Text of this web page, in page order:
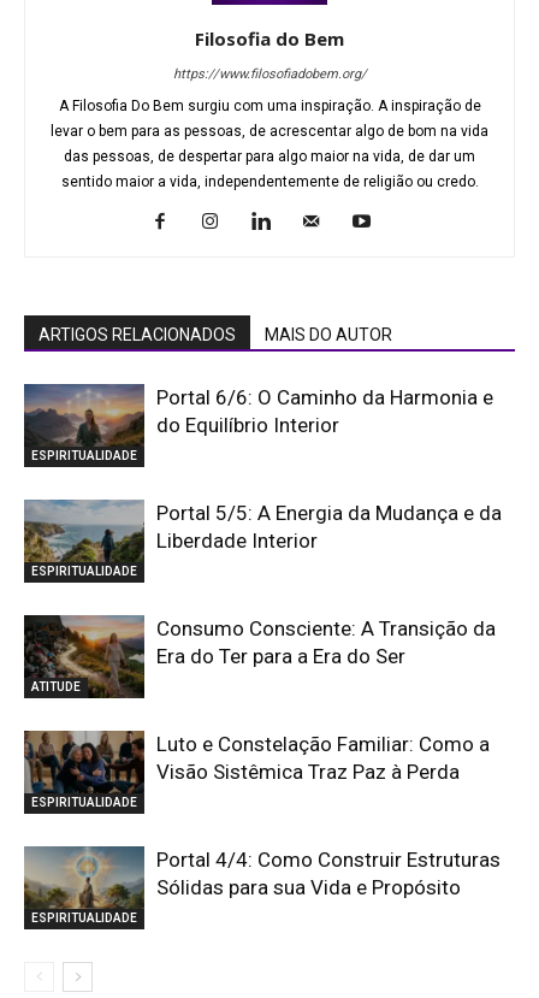
Filosofia do Bem
https://www.filosofiadobem.org/
A Filosofia Do Bem surgiu com uma inspiração. A inspiração de
levar o bem para as pessoas, de acrescentar algo de bom na vida
das pessoas, de despertar para algo maior na vida, de dar um
sentido maior a vida, independentemente de religião ou credo.
ARTIGOS RELACIONADOS MAIS DO AUTOR
ESPIRITUALIDADE
Portal 6/6: O Caminho da Harmonia e
do Equilíbrio Interior
ESPIRITUALIDADE
Portal 5/5: A Energia da Mudança e da
Liberdade Interior
ATITUDE
Consumo Consciente: A Transição da
Era do Ter para a Era do Ser
ESPIRITUALIDADE
Luto e Constelação Familiar: Como a
Visão Sistêmica Traz Paz à Perda
ESPIRITUALIDADE
Portal 4/4: Como Construir Estruturas
Sólidas para sua Vida e Propósito